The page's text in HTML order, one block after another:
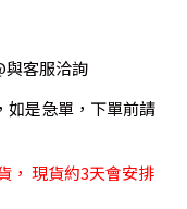
與客服洽詢
如是急單，下單前請
， 現貨約3天會安排